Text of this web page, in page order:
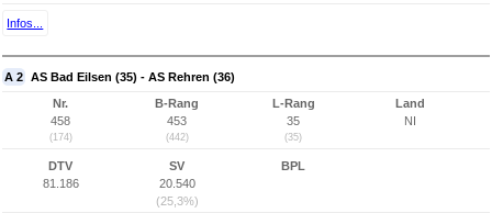
Infos...
A 2 AS Bad Eilsen (35) - AS Rehren (36)
Nr.
458
(174)
B-Rang
453
(442)
L-Rang
35
(35)
Land
NI
DTV
81.186
SV
20.540
(25,3%)
BPL